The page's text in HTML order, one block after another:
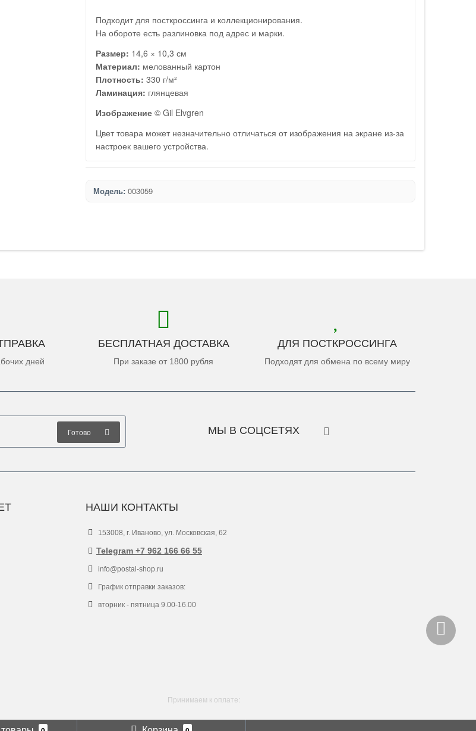
Подходит для посткроссинга и коллекционирования.
На обороте есть разлиновка под адрес и марки.
Размер: 14,6 × 10,3 см
Материал: мелованный картон
Плотность: 330 г/м²
Ламинация: глянцевая
Изображение © Gil Elvgren
Цвет товара может незначительно отличаться от изображения на экране из-за
настроек вашего устройства.
Модель: 003059
дней
БЕСПЛАТНАЯ ДОСТАВКА
При заказе от 1800 рубля
ДЛЯ ПОСТКРОССИНГА
Подходят для обмена по всему миру
Готово МЫ В СОЦСЕТЯХ
НАШИ КОНТАКТЫ
153008, г. Иваново, ул. Московская, 62
Telegram +7 962 166 66 55
info@postal-shop.ru
График отправки заказов:
вторник - пятница 9.00-16.00
Принимаем к оплате: